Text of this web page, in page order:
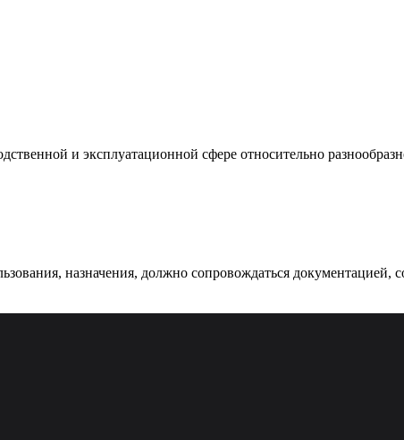
и эксплуатационной сфере относительно
назначения, должно сопровождаться документацией,